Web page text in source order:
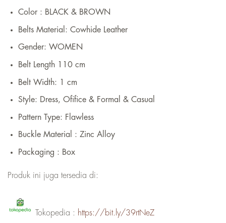
Color : BLACK & BROWN
Belts Material: Cowhide Leather
Gender: WOMEN
Belt Length 110 cm
Belt Width: 1 cm
Style: Dress, Ofifice & Formal & Casual
Pattern Type: Flawless
Buckle Material : Zinc Alloy
Packaging : Box
Produk ini juga tersedia di:
Tokopedia : https://bit.ly/39rtNeZ